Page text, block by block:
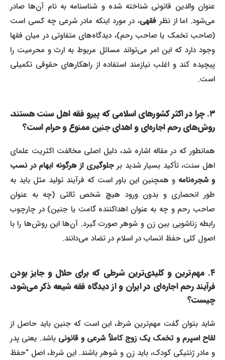
عنوان والدین قانونی شناخته شده و شناسنامه به نام آن‌ها صادر
می‌شود. اما از نظرفقهی، در مورد اینکه مادر شرعی چه کسی است
(صاحب تخمک یا صاحب رحم)، دیدگاه‌های متفاوتی در میان فقها
وجود دارد که این امر می‌تواند مسائل مربوط به ارث و محرمیت را
پیچیده کند و اغلب نیازمند استفاده از راهکارهای حقوقی تکمیلی
است.
۳. چرا در اکثر کشورهای اسلامی که پیرو فقه اهل سنت هستند،
روش‌های رحم اجاره‌ای و اهدای جنین ممنوع و حرام است؟
همانطور که در مقاله اشاره شد، دلیل اصلی مخالفت اکثریت علمای
اهل سنت، تأکید بسیار شدید بر جلوگیری از هرگونه ابهام در نسب
و شجره‌نامهو همچنین این باور است که فرآیند تولید مثل باید به
طور انحصاری و بدون ورود هیچ شخص ثالثی (چه به عنوان
صاحب رحم و چه به عنوان اهداکننده گامت یا جنین) در چارچوب
رابطه زناشویی بین زن و شوهر صورت گیرد. آن‌ها این روش‌ها را با
اصول کلی حفظ انساب در اسلام در تضاد می‌دانند.
۴. مهم‌ترین و کلیدی‌ترین شرطی که برای حلال و جایز بودن
فرآیند رحم اجاره‌ای در ایران و از دیدگاه فقه شیعه ذکر می‌شود،
چیست؟
شاید بتوان گفت مهم‌ترین شرط، این است که جنین باید حاصل از
لقاح اسپرم و تخمک یک زوج کاملاً شرعی و قانونیباشد. یعنی پدر
و مادر ژنتیکی کودک، باید زن و شوهر باشند. این شرط، اصل “حفظ